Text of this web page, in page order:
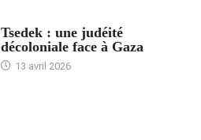
Tsedek : une judéité
décoloniale face à Gaza
13 avril 2026